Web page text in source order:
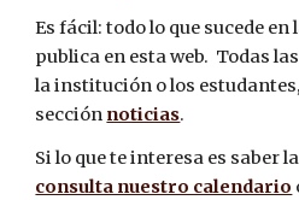
Es fácil: todo lo que sucede en
publica en esta web.  Todas
la institución o los
sección noticias.
consulta nuestro calendario